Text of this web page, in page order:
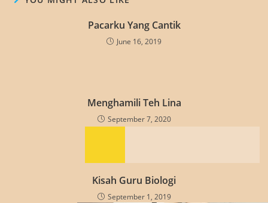
Pacarku Yang Cantik
June 16, 2019
Menghamili Teh Lina
September 7, 2020
Kisah Guru Biologi
September 1, 2019